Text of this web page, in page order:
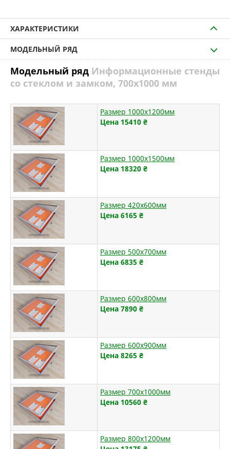
ХАРАКТЕРИСТИКИ
МОДЕЛЬНЫЙ РЯД
Модельный ряд Информационные стенды
со стеклом и замком, 700х1000 мм
Размер 1000х1200мм
Цена 15410 ₴
Размер 1000х1500мм
Цена 18320 ₴
Размер 420х600мм
Цена 6165 ₴
Размер 500х700мм
Цена 6835 ₴
Размер 600х800мм
Цена 7890 ₴
Размер 600х900мм
Цена 8265 ₴
Размер 700х1000мм
Цена 10560 ₴
Размер 800х1200мм